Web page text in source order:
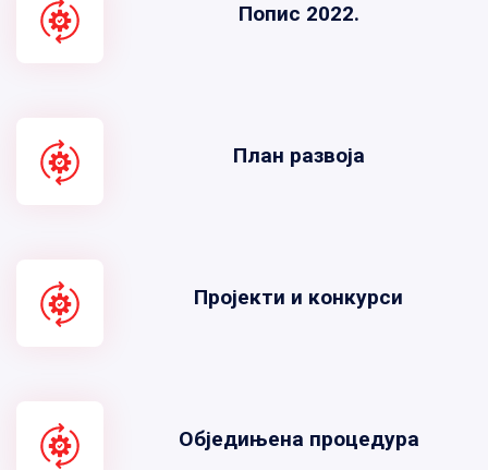
Попис 2022.
План развоја
Пројекти и конкурси
Обједињена процедура